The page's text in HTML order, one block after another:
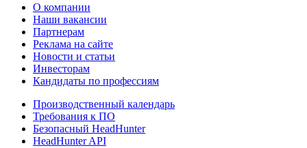
О компании
Наши вакансии
Партнерам
Реклама на сайте
Новости и статьи
Инвесторам
Кандидаты по профессиям
Производственный календарь
Требования к ПО
Безопасный HeadHunter
HeadHunter API